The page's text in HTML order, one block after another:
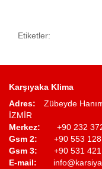
Etiketler:
Karşıyaka Klima
Adres: Zübeyde
İZMİR
Merkez: +90 232
Gsm 2: +90 553
Gsm 3: +90 531
E-mail: